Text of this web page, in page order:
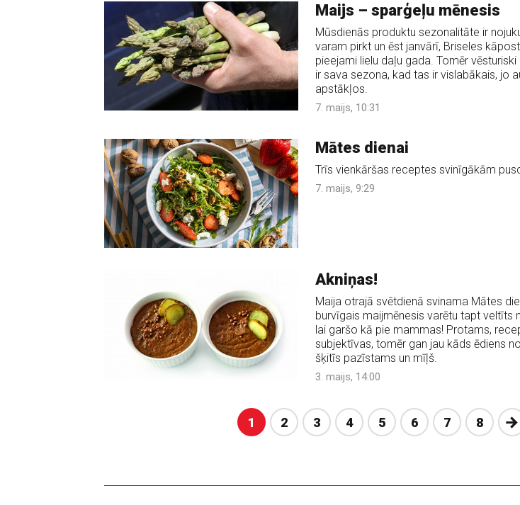
Maijs – sparģeļu mēnesis
Mūsdienās produktu sezonalitāte ir
varam pirkt un ēst janvārī, Briseles
pieejami lielu daļu gada. Tomēr
ir sava sezona, kad tas ir vislabākais, jo
apstākļos.
7. maijs, 10:31
Mātes dienai
Trīs vienkāršas receptes svinīgākām
7. maijs, 9:29
Akniņas!
Maija otrajā svētdienā svinama Mātes
burvīgais maijmēnesis varētu tapt veltīts
lai garšo kā pie mammas! Protams,
subjektīvas, tomēr gan jau kāds ēdiens
šķitīs pazīstams un mīļš.
3. maijs, 14:00
1 2 3 4 5 6 7 8